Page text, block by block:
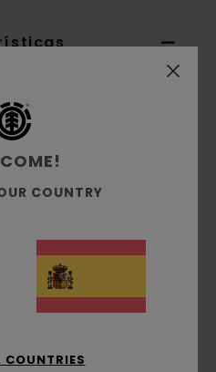
de color
m2]
base agua en las
puede variar
COUNTRY
COUNTRIES